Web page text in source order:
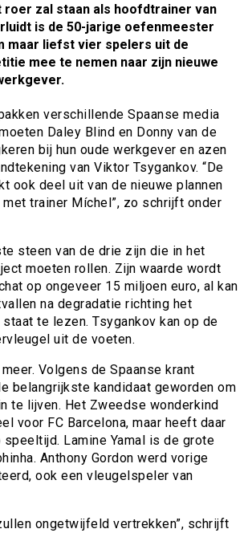
roer zal staan als hoofdtrainer van
is de 50-jarige oefenmeester
maar liefst vier spelers uit de
mee te nemen naar zijn nieuwe
verschillende Spaanse media
Daley Blind en Donny van de
bij hun oude werkgever en azen
van Viktor Tsygankov. “De
ook deel uit van de nieuwe plannen
met trainer Míchel”, zo schrijft onder
steen van de drie zijn die in het
moeten rollen. Zijn waarde wordt
op ongeveer 15 miljoen euro, al kan
na degradatie richting het
staat te lezen. Tsygankov kan op de
uit de voeten.
Volgens de Spaanse krant
belangrijkste kandidaat geworden om
te lijven. Het Zweedse wonderkind
voor FC Barcelona, maar heeft daar
Lamine Yamal is de grote
Anthony Gordon werd vorige
ook een vleugelspeler van
ongetwijfeld vertrekken”, schrijft